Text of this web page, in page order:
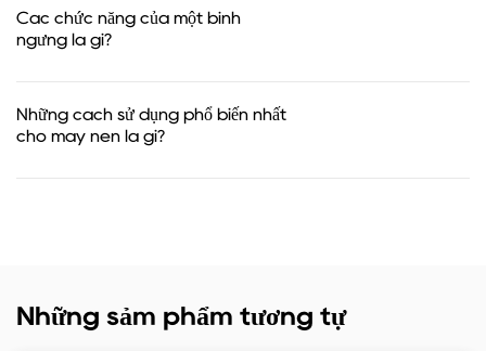
Các chức năng của một bình
ngưng là gì?
Những cách sử dụng phổ biến nhất
cho máy nén là gì?
Những sảm phẩm tương tự